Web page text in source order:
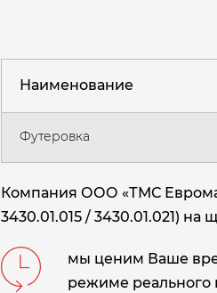
Наименование
Футеровка
Компания ООО «ТМС
3430.01.015 / 3430.01.021)
мы ценим Ваше
режиме реального